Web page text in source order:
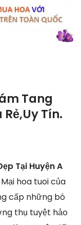
Tang
Tín.
Tại Huyện A
hoa tuoi của
cấp những bó
thụ tuyệt hảo